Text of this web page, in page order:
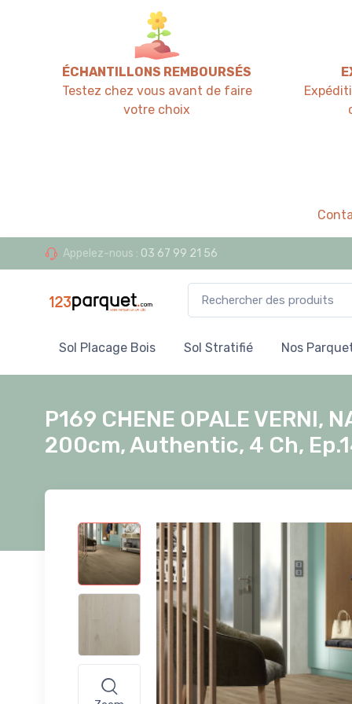
ÉCHANTILLONS REMBOURSÉS
Testez chez vous avant de faire
votre choix
Appelez-nous : 03 67 99 21 56
Sol Placage Bois Sol Stratifié Nos
P169 CHENE OPALE VERNI,
200cm, Authentic, 4 Ch,